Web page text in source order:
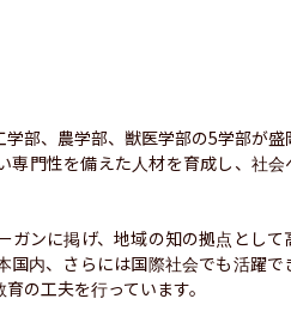
部、農学部、獣医学部の5学部が盛
門性を備えた人材を育成し、社会
ガンに掲げ、地域の知の拠点として
国内、さらには国際社会でも活躍で
の工夫を行っています。